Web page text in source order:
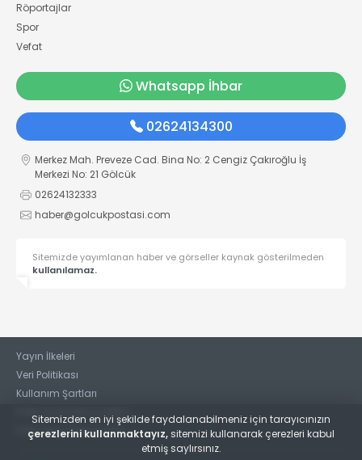
Röportajlar
Spor
Vefat
Whatsapp İhbar
02624134300
Merkez Mah. Preveze Cad. Bina No: 2 Cengiz Çakıroğlu İş
Merkezi No: 21 Gölcük
02624132333
haber@golcukpostasi.com
Sitemizde yayımlanan haber ve görseller kaynak gösterilmeden
kullanılamaz.
Yayın İlkeleri
Veri Politikası
Kullanım Şartları
KVKK Bilgi Talep Formu
Sitemizden en iyi şekilde faydalanabilmeniz için tarayıcınızın
çerezlerini kullanmaktayız, sitemizi kullanarak çerezleri kabul
etmiş saylırsınız.